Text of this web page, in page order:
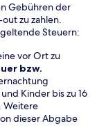
Gebühren der
zu zahlen.
Steuern:
vor Ort zu
bzw.
Kinder bis zu 16
Weitere
dieser Abgabe